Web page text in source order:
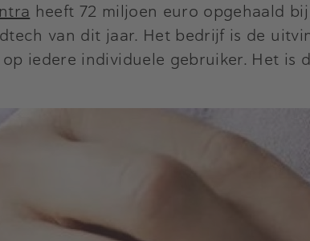
heeft 72 miljoen euro opgehaald
van dit jaar. Het bedrijf is de
iedere individuele gebruiker. Het is